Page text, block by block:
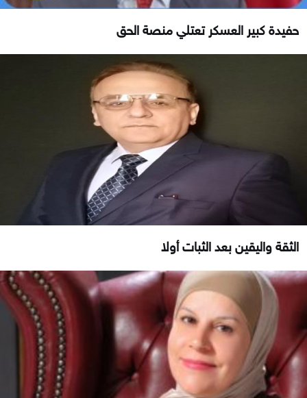
حفيدة كبير العسكر تعتلي منصة الحق
الثقة واليقين بعد الثبات أولا